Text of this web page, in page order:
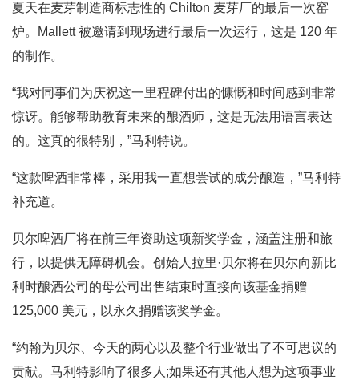
夏天在麦芽制造商标志性的 Chilton 麦芽厂的最后一次窑
炉。Mallett 被邀请到现场进行最后一次运行，这是 120 年
的制作。
“我对同事们为庆祝这一里程碑付出的慷慨和时间感到非常
惊讶。能够帮助教育未来的酿酒师，这是无法用语言表达
的。这真的很特别，”马利特说。
“这款啤酒非常棒，采用我一直想尝试的成分酿造，”马利特
补充道。
贝尔啤酒厂将在前三年资助这项新奖学金，涵盖注册和旅
行，以提供无障碍机会。创始人拉里·贝尔将在贝尔向新比
利时酿酒公司的母公司出售结束时直接向该基金捐赠
125,000 美元，以永久捐赠该奖学金。
“约翰为贝尔、今天的两心以及整个行业做出了不可思议的
贡献。马利特影响了很多人;如果还有其他人想为这项事业